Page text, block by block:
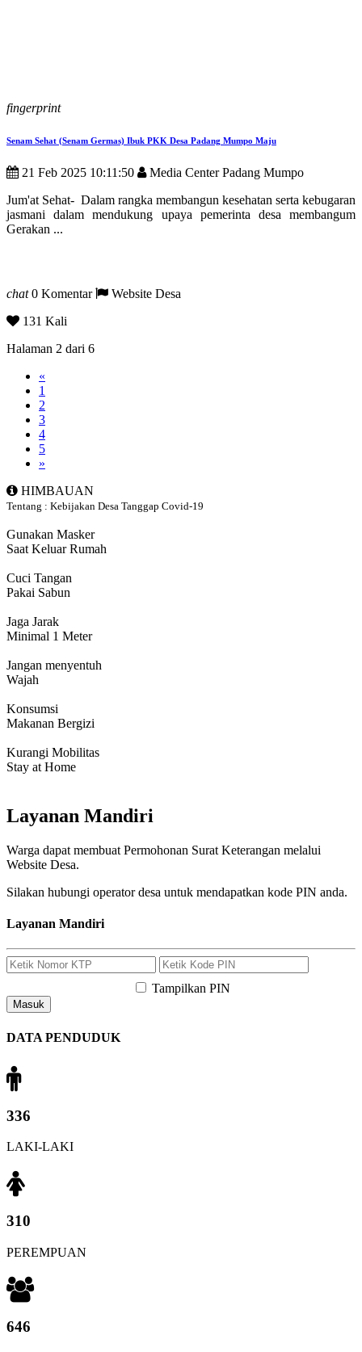
fingerprint
Senam Sehat (Senam Germas) Ibuk PKK Desa Padang Mumpo Maju
21 Feb 2025 10:11:50
Media Center Padang Mumpo
Jum'at Sehat- Dalam rangka membangun kesehatan serta kebugaran
jasmani dalam mendukung upaya pemerinta desa membangum
Gerakan ...
chat0 Komentar
Website Desa
131 Kali
Halaman 2 dari 6
«
1
2
3
4
5
»
HIMBAUAN
Tentang : Kebijakan Desa Tanggap Covid-19
Gunakan Masker
Saat Keluar Rumah
Cuci Tangan
Pakai Sabun
Jaga Jarak
Minimal 1 Meter
Jangan menyentuh
Wajah
Konsumsi
Makanan Bergizi
Kurangi Mobilitas
Stay at Home
Layanan Mandiri
Warga dapat membuat Permohonan Surat Keterangan melalui
Website Desa.
Silakan hubungi operator desa untuk mendapatkan kode PIN anda.
Layanan Mandiri
Tampilkan PIN
Masuk
DATA PENDUDUK
336
LAKI-LAKI
310
PEREMPUAN
646